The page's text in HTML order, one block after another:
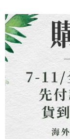
1.本服務係由「台灣
用戶於交易時，得透
買賣價金債權讓與本
2.基於同意付款使用
資料（包含姓名、電
由本公司與您本人進
3.完整用戶服務條款
ATM／網路銀行／等
※ 請注意：結帳手續
購買商品的店家。未
後付繳納相關費用。
※ 交易是否成功請以
是否繳費成功／繳費
【注意事項】
１．透過由恩沛科技
易，需依本服務之必
權轉讓予恩沛科技股
２．關於個人資料處
https://aftee.tw/terms/
３．未成年的使用者
每筆NT$80，滿
先付款宅配到府
每筆NT$65，滿
每筆NT$130，滿
海外配送